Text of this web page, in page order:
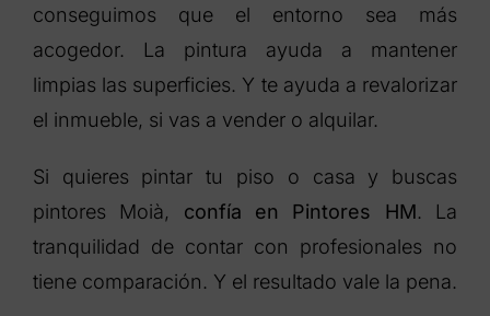
conseguimos que el entorno sea más
acogedor. La pintura ayuda a mantener
limpias las superficies. Y te ayuda a revalorizar
el inmueble, si vas a vender o alquilar.
Si quieres pintar tu piso o casa y buscas
pintores Moià, confía en Pintores HM. La
tranquilidad de contar con profesionales no
tiene comparación. Y el resultado vale la pena.